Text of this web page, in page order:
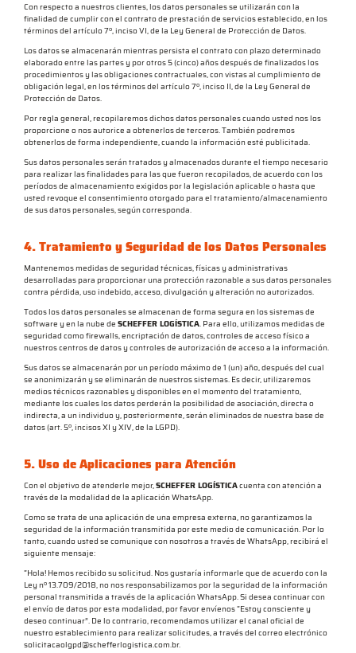
Con respecto a nuestros clientes, los datos personales se utilizarán con la
finalidad de cumplir con el contrato de prestación de servicios establecido, en los
términos del artículo 7º, inciso VI, de la Ley General de Protección de Datos.
Los datos se almacenarán mientras persista el contrato con plazo determinado
elaborado entre las partes y por otros 5 (cinco) años después de finalizados los
procedimientos y las obligaciones contractuales, con vistas al cumplimiento de
obligación legal, en los términos del artículo 7º, inciso II, de la Ley General de
Protección de Datos.
Por regla general, recopilaremos dichos datos personales cuando usted nos los
proporcione o nos autorice a obtenerlos de terceros. También podremos
obtenerlos de forma independiente, cuando la información esté publicitada.
Sus datos personales serán tratados y almacenados durante el tiempo necesario
para realizar las finalidades para las que fueron recopilados, de acuerdo con los
períodos de almacenamiento exigidos por la legislación aplicable o hasta que
usted revoque el consentimiento otorgado para el tratamiento/almacenamiento
de sus datos personales, según corresponda.
4. Tratamiento y Seguridad de los Datos Personales
Mantenemos medidas de seguridad técnicas, físicas y administrativas
desarrolladas para proporcionar una protección razonable a sus datos personales
contra pérdida, uso indebido, acceso, divulgación y alteración no autorizados.
Todos los datos personales se almacenan de forma segura en los sistemas de
software y en la nube de SCHEFFER LOGÍSTICA. Para ello, utilizamos medidas de
seguridad como firewalls, encriptación de datos, controles de acceso físico a
nuestros centros de datos y controles de autorización de acceso a la información.
Sus datos se almacenarán por un período máximo de 1 (un) año, después del cual
se anonimizarán y se eliminarán de nuestros sistemas. Es decir, utilizaremos
medios técnicos razonables y disponibles en el momento del tratamiento,
mediante los cuales los datos perderán la posibilidad de asociación, directa o
indirecta, a un individuo y, posteriormente, serán eliminados de nuestra base de
datos (art. 5º, incisos XI y XIV, de la LGPD).
5. Uso de Aplicaciones para Atención
Con el objetivo de atenderle mejor,SCHEFFER LOGÍSTICAcuenta con atención a
través de la modalidad de la aplicación WhatsApp.
Como se trata de una aplicación de una empresa externa, no garantizamos la
seguridad de la información transmitida por este medio de comunicación. Por lo
tanto, cuando usted se comunique con nosotros a través de WhatsApp, recibirá el
siguiente mensaje:
“Hola! Hemos recibido su solicitud. Nos gustaría informarle que de acuerdo con la
Ley nº 13.709/2018, no nos responsabilizamos por la seguridad de la información
personal transmitida a través de la aplicación WhatsApp. Si desea continuar con
el envío de datos por esta modalidad, por favor envíenos “Estoy consciente y
deseo continuar”. De lo contrario, recomendamos utilizar el canal oficial de
nuestro establecimiento para realizar solicitudes, a través del correo electrónico
solicitacaolgpd@schefferlogistica.com.br.